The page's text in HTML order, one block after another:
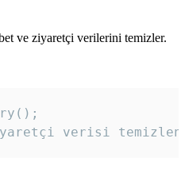
ve ziyaretçi verilerini temizler.
verisi